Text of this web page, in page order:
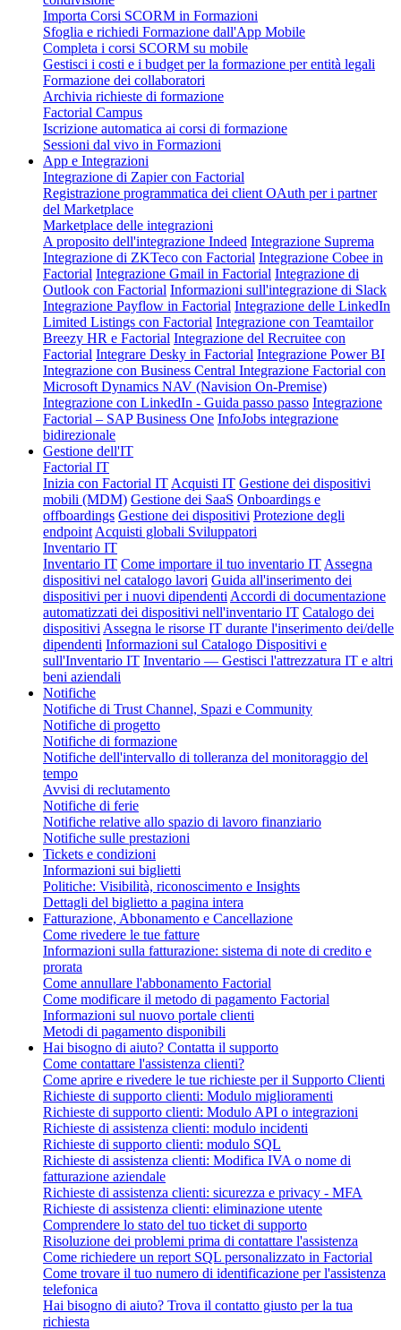
Importa Corsi SCORM in Formazioni
Sfoglia e richiedi Formazione dall'App Mobile
Completa i corsi SCORM su mobile
Gestisci i costi e i budget per la formazione per entità legali
Formazione dei collaboratori
Archivia richieste di formazione
Factorial Campus
Iscrizione automatica ai corsi di formazione
Sessioni dal vivo in Formazioni
App e Integrazioni
Integrazione di Zapier con Factorial
Registrazione programmatica dei client OAuth per i partner
del Marketplace
Marketplace delle integrazioni
A proposito dell'integrazione Indeed Integrazione Suprema
Integrazione di ZKTeco con Factorial Integrazione Cobee in
Factorial Integrazione Gmail in Factorial Integrazione di
Outlook con Factorial Informazioni sull'integrazione di Slack
Integrazione Payflow in Factorial Integrazione delle LinkedIn
Limited Listings con Factorial Integrazione con Teamtailor
Breezy HR e Factorial Integrazione del Recruitee con
Factorial Integrare Desky in Factorial Integrazione Power BI
Integrazione con Business Central Integrazione Factorial con
Microsoft Dynamics NAV (Navision On-Premise)
Integrazione con LinkedIn - Guida passo passo Integrazione
Factorial – SAP Business One InfoJobs integrazione
bidirezionale
Gestione dell'IT
Factorial IT
Inizia con Factorial IT Acquisti IT Gestione dei dispositivi
mobili (MDM) Gestione dei SaaS Onboardings e
offboardings Gestione dei dispositivi Protezione degli
endpoint Acquisti globali Sviluppatori
Inventario IT
Inventario IT Come importare il tuo inventario IT Assegna
dispositivi nel catalogo lavori Guida all'inserimento dei
dispositivi per i nuovi dipendenti Accordi di documentazione
automatizzati dei dispositivi nell'inventario IT Catalogo dei
dispositivi Assegna le risorse IT durante l'inserimento dei/delle
dipendenti Informazioni sul Catalogo Dispositivi e
sull'Inventario IT Inventario — Gestisci l'attrezzatura IT e altri
beni aziendali
Notifiche
Notifiche di Trust Channel, Spazi e Community
Notifiche di progetto
Notifiche di formazione
Notifiche dell'intervallo di tolleranza del monitoraggio del
tempo
Avvisi di reclutamento
Notifiche di ferie
Notifiche relative allo spazio di lavoro finanziario
Notifiche sulle prestazioni
Tickets e condizioni
Informazioni sui biglietti
Politiche: Visibilità, riconoscimento e Insights
Dettagli del biglietto a pagina intera
Fatturazione, Abbonamento e Cancellazione
Come rivedere le tue fatture
Informazioni sulla fatturazione: sistema di note di credito e
prorata
Come annullare l'abbonamento Factorial
Come modificare il metodo di pagamento Factorial
Informazioni sul nuovo portale clienti
Metodi di pagamento disponibili
Hai bisogno di aiuto? Contatta il supporto
Come contattare l'assistenza clienti?
Come aprire e rivedere le tue richieste per il Supporto Clienti
Richieste di supporto clienti: Modulo miglioramenti
Richieste di supporto clienti: Modulo API o integrazioni
Richieste di assistenza clienti: modulo incidenti
Richieste di supporto clienti: modulo SQL
Richieste di assistenza clienti: Modifica IVA o nome di
fatturazione aziendale
Richieste di assistenza clienti: sicurezza e privacy - MFA
Richieste di assistenza clienti: eliminazione utente
Comprendere lo stato del tuo ticket di supporto
Risoluzione dei problemi prima di contattare l'assistenza
Come richiedere un report SQL personalizzato in Factorial
Come trovare il tuo numero di identificazione per l'assistenza
telefonica
Hai bisogno di aiuto? Trova il contatto giusto per la tua
richiesta